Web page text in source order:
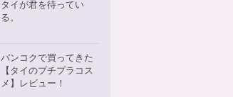
タイが君を待ってい
る。
バンコクで買ってきた
【タイのプチプラコス
メ】レビュー！